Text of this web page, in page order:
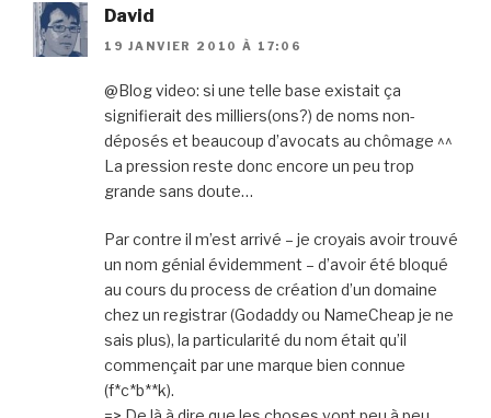
David
19 JANVIER 2010 À 17:06
@Blog video: si une telle base existait ça
signifierait des milliers(ons?) de noms non-
déposés et beaucoup d’avocats au chômage ^^
La pression reste donc encore un peu trop
grande sans doute…
Par contre il m’est arrivé – je croyais avoir trouvé
un nom génial évidemment – d’avoir été bloqué
au cours du process de création d’un domaine
chez un registrar (Godaddy ou NameCheap je ne
sais plus), la particularité du nom était qu’il
commençait par une marque bien connue
(f*c*b**k).